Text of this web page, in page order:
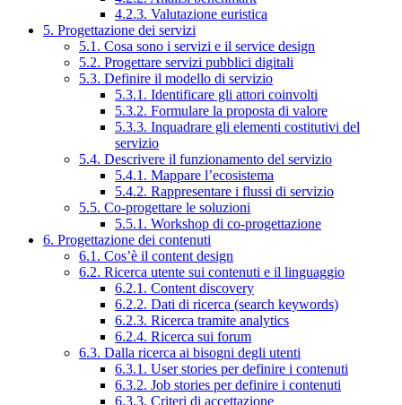
4.2.3. Valutazione euristica
5. Progettazione dei servizi
5.1. Cosa sono i servizi e il service design
5.2. Progettare servizi pubblici digitali
5.3. Definire il modello di servizio
5.3.1. Identificare gli attori coinvolti
5.3.2. Formulare la proposta di valore
5.3.3. Inquadrare gli elementi costitutivi del
servizio
5.4. Descrivere il funzionamento del servizio
5.4.1. Mappare l’ecosistema
5.4.2. Rappresentare i flussi di servizio
5.5. Co-progettare le soluzioni
5.5.1. Workshop di co-progettazione
6. Progettazione dei contenuti
6.1. Cos’è il content design
6.2. Ricerca utente sui contenuti e il linguaggio
6.2.1. Content discovery
6.2.2. Dati di ricerca (search keywords)
6.2.3. Ricerca tramite analytics
6.2.4. Ricerca sui forum
6.3. Dalla ricerca ai bisogni degli utenti
6.3.1. User stories per definire i contenuti
6.3.2. Job stories per definire i contenuti
6.3.3. Criteri di accettazione